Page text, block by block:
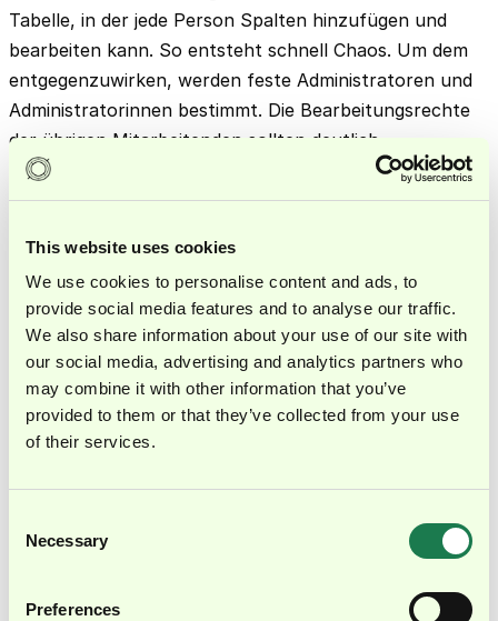
This website uses cookies
We use cookies to personalise content and ads, to
provide social media features and to analyse our traffic.
We also share information about your use of our site with
our social media, advertising and analytics partners who
may combine it with other information that you’ve
provided to them or that they’ve collected from your use
of their services.
Selection
Necessary
Preferences
Tabelle, in der jede Person Spalten hinzufügen und
bearbeiten kann. So entsteht schnell Chaos. Um dem
entgegenzuwirken, werden feste Administratoren und
Administratorinnen bestimmt. Die Bearbeitungsrechte
der übrigen Mitarbeitenden sollten deutlich
eingeschränkt werden. Haben Mitarbeitende
Änderungswünsche außerhalb ihrer Berechtigungen,
Administratoren und Administratorinnen anfordern. Um
die Ordnung dauerhaft beibehalten zu können, muss die
Struktur regelmäßig geprüft und optimiert werden.
Unsaubere Datensätze
Damit alle von Revenue Operations eingeführten oder
optimierten Prozesse reibungslos ablaufen können, ist
Datenerfassung können zu Duplikaten, Fehlern oder
Datensätze müssen bereinigt werden. Einige CRM-